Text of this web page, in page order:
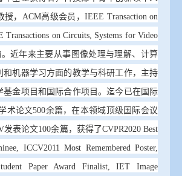
，ACM高级会员，IEEE Transaction on
Transactions on Circuits, Systems for Video
。近年来主要从事图像处理与理解、计算
和机器学习方面的教学与科研工作，主持
基金项目和国际合作项目。迄今已在国际
术论文500余篇，在本领域顶级国际会议
发表论文100余篇，获得了CVPR2020 Best
ICCV2011 Most Remembered Poster,
Paper Award Finalist, IET Image